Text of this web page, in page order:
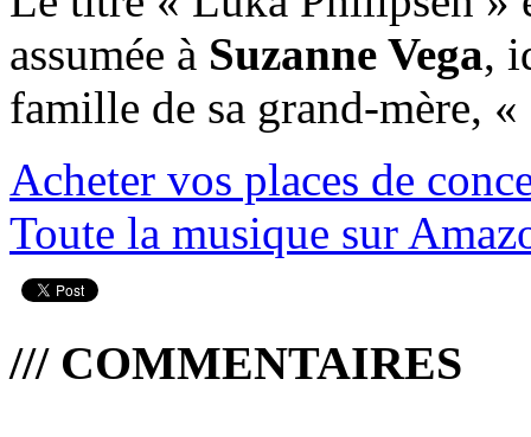
assumée à Suzanne Vega,
famille de sa grand-mère,
Acheter vos places de
Toute la musique sur
/// COMMENTAIRES